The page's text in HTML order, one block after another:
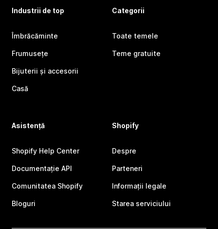
Industrii de top
Îmbrăcăminte
Frumusețe
Bijuterii și accesorii
Casă
Categorii
Toate temele
Teme gratuite
Asistență
Shopify Help Center
Documentație API
Comunitatea Shopify
Bloguri
Shopify
Despre
Parteneri
Informații legale
Starea serviciului